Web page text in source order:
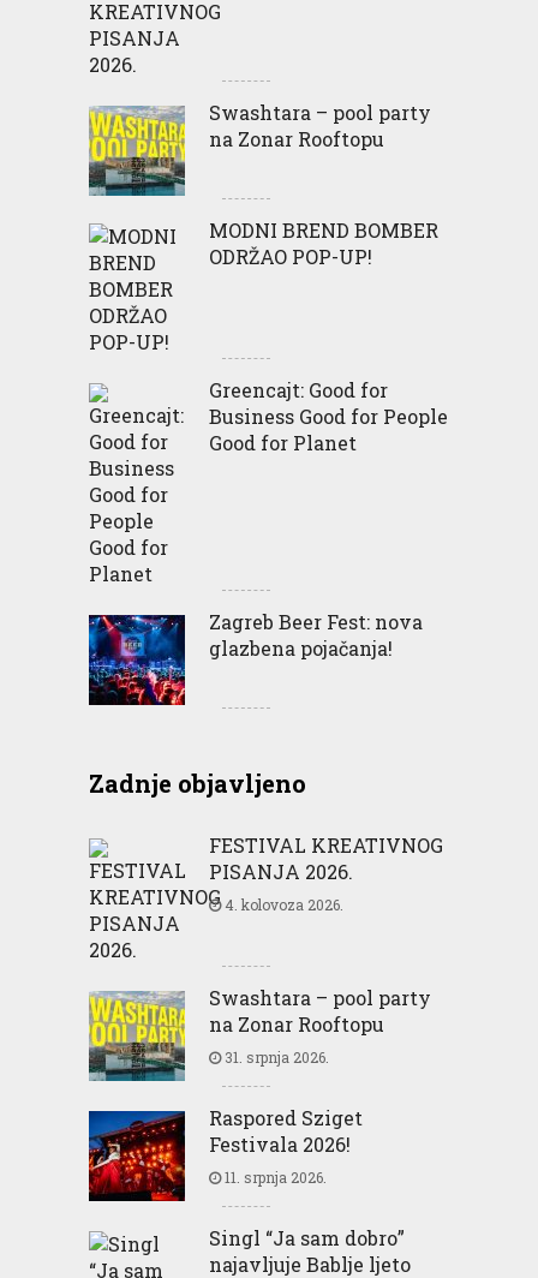
Swashtara – pool party
na Zonar Rooftopu
MODNI BREND BOMBER
ODRŽAO POP-UP!
Greencajt: Good for
Business Good for People
Good for Planet
Zagreb Beer Fest: nova
glazbena pojačanja!
Zadnje objavljeno
FESTIVAL KREATIVNOG
PISANJA 2026.
4. kolovoza 2026.
Swashtara – pool party
na Zonar Rooftopu
31. srpnja 2026.
Raspored Sziget
Festivala 2026!
11. srpnja 2026.
Singl “Ja sam dobro”
najavljuje Bablje ljeto